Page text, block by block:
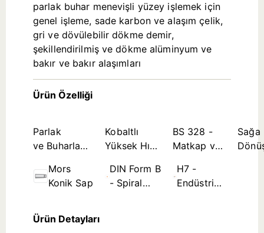
parlak buhar menevişli yüzey işlemek için
genel işleme, sade karbon ve alaşım çelik,
gri ve dövülebilir dökme demir,
şekillendirilmiş ve dökme alüminyum ve
bakır ve bakır alaşımları
Ürün Özelliği
Parlak
ve Buharla
Kombinasyon
Kobaltlı
Yüksek Hız
Malzemesi
BS 328 -
Matkap ve
Standartları
Sağa
Mors
Konik Sap
DIN Form B
- Spiral
H7 -
Endüstri
Ürün Detayları